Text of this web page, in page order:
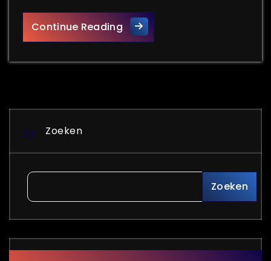
Continue ReadingOptimale Veiligheid met
Zoeken
Zoeken